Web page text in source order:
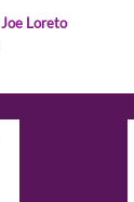
Joe Loreto